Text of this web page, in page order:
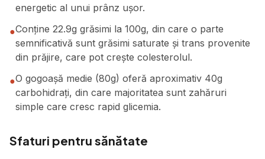
energetic al unui prânz ușor.
●Conține 22.9g grăsimi la 100g, din care o parte
semnificativă sunt grăsimi saturate și trans provenite
din prăjire, care pot crește colesterolul.
●O gogoașă medie (80g) oferă aproximativ 40g
carbohidrați, din care majoritatea sunt zahăruri
simple care cresc rapid glicemia.
Sfaturi pentru sănătate